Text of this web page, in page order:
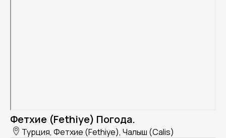
Фетхие (Fethiye) Погода.
Турция, Фетхие (Fethiye), Чалыш (Calis)